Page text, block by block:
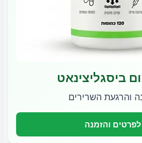
ביסגליצינאט
והרגעת השרירים
לפרטים והזמנה